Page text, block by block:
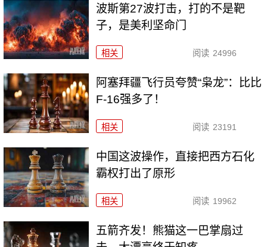
波斯第27波打击，打的不是靶
子，是美利坚命门
相关 阅读 24996
阿塞拜疆飞行员夸赞“枭龙”：比比
F-16强多了！
相关 阅读 23191
中国这波操作，直接把西方石化
霸权打出了原形
相关 阅读 19962
五箭齐发！熊猫这一巴掌扇过